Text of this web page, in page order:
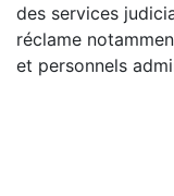
des services
réclame
et personnels